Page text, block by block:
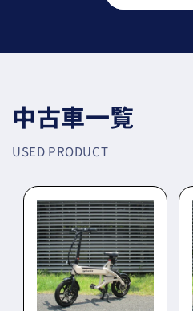
中古車一覧
USED PRODUCT